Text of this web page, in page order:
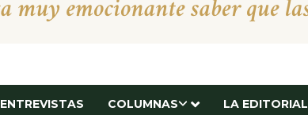
ENTREVISTAS COLUMNAS LA EDITORIAL